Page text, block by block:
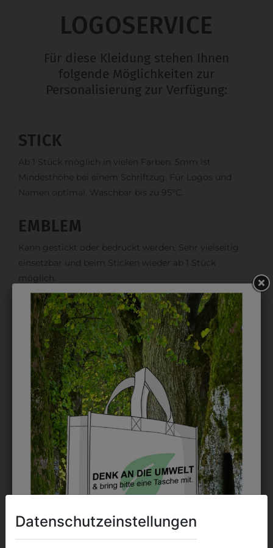
LOGOSERVICE
Für diese Kleidung stehen Ihnen
folgende Möglichkeiten zur
Personalisierung zur Verfügung:
STICK
Ab 1 Stück möglich in vielen Farben. 5mm ist
Mindesthöhe bei einem Schriftzug. Für Logos und
Namen optimal. Waschbar bis zu 95°C.
EMBLEM
Kann gestickt oder bedruckt werden. Sehr vielseitig
einsetzbar und beim Sticken wieder ab 1 Stück
möglich.
DRUCK
Perfekt für große Logos und für kleine Details, jedoch
kostet jede Farbe extra und ist erst ab 12 Stück
möglich. Waschbar bis zu 60°C.
DAS KÖNNTE IHNEN
AUCH GEFALLEN
Datenschutzeinstellungen